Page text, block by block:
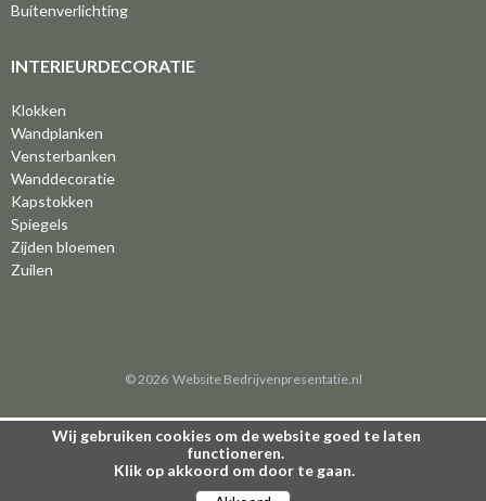
Buitenverlichting
INTERIEURDECORATIE
Klokken
Wandplanken
Vensterbanken
Wanddecoratie
Kapstokken
Spiegels
Zijden bloemen
Zuilen
© 2026 Website Bedrijvenpresentatie.nl
Wij gebruiken cookies om de website goed te laten
functioneren.
Klik op akkoord om door te gaan.